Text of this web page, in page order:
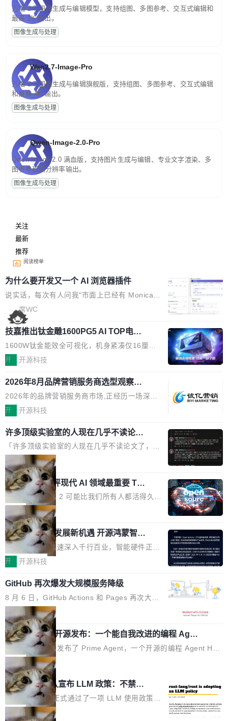
万相 2.7 图像生成与编辑模型，支持组图、多图参考、交互式编辑和
最高 2K 输出。
图像生成与处理
Wan2.7-Image-Pro
万相 2.7 图像生成与编辑旗舰版，支持组图、多图参考、交互式编辑
和最高 4K 输出。
图像生成与处理
Qwen-Image-2.0-Pro
Qwen-Image-2.0 满血版，支持图片生成与编辑、专业文字渲染、多
图参考和高分辨率输出。
图像生成与处理
关注
最新
推荐
阅读榜单
为什么要开发又一个 AI 浏览器插件
说实话，每次有人问我"市面上已经有 Monica、
Sider、Copilot for Chrome 这些 AI 浏览器插件
了，你为什么还要再做一个"，我都觉得这个问题
问得好。 因为我自己也是从用户变成开发者的。
现有产品的天花板 我用过不少 AI 浏览器插件。
刚开始觉得都挺好——选中一段文字，弹出解
要。但用久了你会发现，它们本质上都是同一类
东西：一个带网页上下文的聊天框。 它们能读取
页面的文本，然后把文本丢给大模型，再返回一
段回答。仅此而已。 这当然有用，但总觉得差点
意思。比如我在一个后台管理系统里，需要填50
个表单字段，每个字段还有联动逻辑；比如我
想...
席WC
技嘉推出钛金雕1600PG5 AI TOP电
源：为发烧级主机与本地AI算力打造旗
舰供电方案
1600W钛金能效全可视化，机身紧凑仅16厘米
继2026台北电脑展首度亮相后，技嘉科技近日正
电源专为发烧级DIY主机与本地AI算力平台打
造，整机长度仅16厘米，提供1600W额定功率
与80PLUS钛金能效；支持ATX 3.1与PCIe 5.1
规范，结合服务器级元件、完善供电线材与内置
实时LCD监控屏，可充分满足当下高阶PC主机
的严苛使用需求。 澎湃功率，紧凑机身 钛金雕1
600PG5 AI TOP具备强悍输出功率，同时实现
机身尺寸大幅精简。整机长度仅16厘米，属于同
功率段机身尺寸十分紧凑的1600W电源产品。小
巧机身有效提升市面主流标准A...
开 开源科技
2026年8月品牌营销服务商选型观察：
从流量思维到品牌资产思维的范式转移
2026年的品牌营销服务商市场,正经历一场深刻
的价值重构。全球全案品牌代理机构市场从2025
复合增长率达5.44%,预计2032年将突破120亿美
元。数字广告与公共关系相关服务市场更是从20
25年的8463亿美元扩张至2026年的8763亿美
元。数字的背后是一个清晰的事实——品牌对专
业化营销服务的需求从未如此迫切。 但市场扩容
的同时,服务商的竞争逻辑正在改变。2026年Top
Agency年度合辑的观察指出,“产品”这个离消费
者最近的载体,在整个品牌营销层面的权重显著变
高了。全域营销服务商的竞争正在从规模转向深
度,案例厚度、全域覆盖、多线协同...
开 开源科技
许多顶级实验室的人现在几乎不读论文
了
「许多顶级实验室的人现在几乎不读论文了，而
且他们认为 ICLR/ICML/NeurIPS 充斥着大量过
度宣传和欺诈。」 OpenAI 研究员 Keller Jorda
n 这条推文引发了广泛讨论。他不是在说风凉
话，他是说出了一个圈内人尽皆知但很少公开捅
破的事实。 Jordan 随后补充了一句软化声明：
「我不认为这些会议上大部分论文都在过度宣传
或造假。问题是，作为读者，如果你筛选出那些
看起来最令人兴奋的论文，那它们大部分都是过
度宣传的。」 这才是真正的痛点。不是所有论文
都有问题，是最吸引眼球的那批论文最有问题。
他引用的帖子来自 Mathew Shen，一位 ICLR 2
026 的读者：「看了篇 ...
局
xAI 前工程师评现代 AI 领域最重要 Top
3 开源项目
Flash Attention 2 可能比我们所有人都活得久。
这句话不是来自某个技术博客，而是出自 Hieu
Pham 的一条推文。Hieu Pham 是谁？他是 xAI
的早期工程师之一，在 Grok 训练基础设施团队
工作过。近日他在 X 上发了一条帖子，列出了他
认为现代 AI 领域最重要的三个开源项目。 第一
理由很具体。FA 系列不需要解释，但 FA2 是他
认为最重要的一个——复杂度恰到好处，刚好能
驱动你去学 CuTe，但还没被那些"邪恶的" Hopp
er++ 优化所淹没，足够容易修改和适配。 更关
键的是 FA2 的持久性...
局
共商智能硬件发展新机遇 开源鸿蒙智能
硬件开发者日杭州站即将举行
随着万物智联加速深入千行百业，智能硬件正从
单点设备迈向智能化、网联化、协同化发展。作
鸿蒙通过统一技术底座和分布式能力，为不同类
型智能设备的开发、连接与互联提供关键支撑，
也为产业链企业探索产品创新与商业增长打开新
的空间。 8月14日，开源鸿蒙智能硬件开发者日
（OHDD：OpenHarmony Hardware Develope
r Day）将在杭州启航。活动面向智能硬件产业
链企业和开发者，邀请行业专家与资深技术顾
问，围绕开源鸿蒙技术能力、设备适配、芯片适
配、功耗与稳定性调优、兼容性测评及统一互联
等内容展开系统讲解和实战交流，帮助企业进一
步了解开源鸿蒙在智能...
开 开源科技
GitHub 再次爆发大规模服务降级
8 月 6 日，GitHub Actions 和 Pages 再次大规
模服务降级，Actions 完全不可用超过 5 小时，
webhook 停发，连自托管 runner 也因调度层故
障无法工作。Pages、Copilot code review、C
opilot coding agent 全部受影响。从检测到完全
恢复，大约 12 小时。 这是 2026 年 8 月的第六
起事故，其中四起与 AI/Copilot 服务相关。 Git
Hub 员工 kdaigle 在 HN 讨论中贴出了一组数
据：2025 年全年 10 亿次 commit。现在，每周
2.75 亿次，全年预计 140 亿次。GitHub...
局
Prime Agent 开源发布：一个能自我改进的编程 Agen
t，ARC-AGI 3 超越人类专家基线
Prime Intellect 发布了 Prime Agent，一个开源的编程 Agent Har
ness，核心设计围绕两个抽象：Recursive Language Model（RL
M）和 Continual Harness。在 ARC-AGI 3 基准测试上，Prime A
gent + Opus 5 的组合达到了 95.5% RHAE Best@1，超过了 AR
C 报告的人类专家基线 95.4%。 不是又一个 coding agent 包装器
Prime Agent 的架构和市面上大多数 coding agent 有本质区别。
局
Rust 项目团队宣布 LLM 政策：不禁
止，但你要承认哪些代码不是你写的
Rust 语言项目正式通过了一项 LLM 使用政策，
覆盖 rust-lang/rust 单一仓库的代码贡献。这不
局